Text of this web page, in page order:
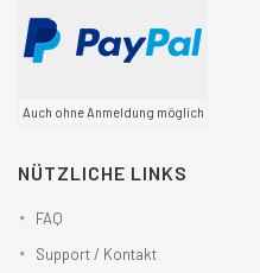
Auch ohne Anmeldung möglich
NÜTZLICHE LINKS
FAQ
Support / Kontakt